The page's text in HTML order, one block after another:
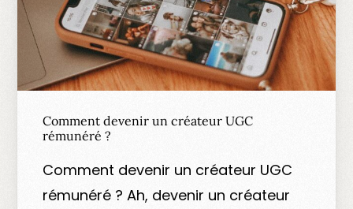
Comment devenir un créateur UGC
rémunéré ?
Comment devenir un créateur UGC
rémunéré ? Ah, devenir un créateur